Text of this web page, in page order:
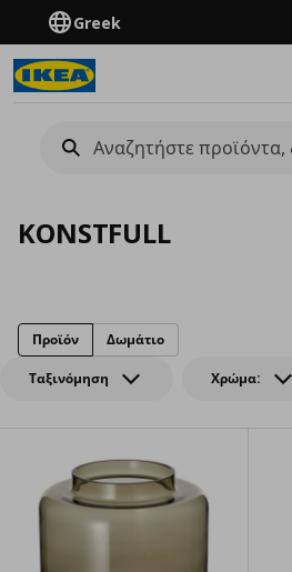
Greek
KONSTFULL
Ταξινόμηση Χρώμα:
Προϊόν Δωμάτιο